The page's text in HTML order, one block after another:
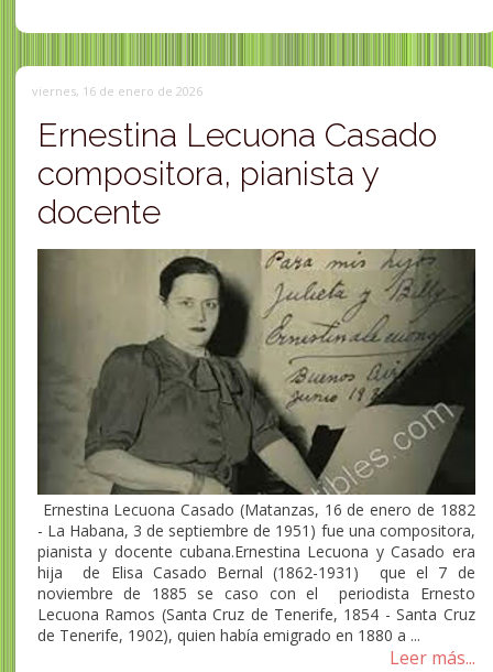
viernes, 16 de enero de 2026
Ernestina Lecuona Casado
compositora, pianista y
docente
Ernestina Lecuona Casado (Matanzas, 16 de enero de 1882
- La Habana, 3 de septiembre de 1951)​ fue una compositora,
pianista y docente cubana.Ernestina Lecuona y Casado era
hija de Elisa Casado Bernal (1862-1931) que el 7 de
noviembre de 1885 se caso con el periodista Ernesto
Lecuona Ramos (Santa Cruz de Tenerife, 1854 - Santa Cruz
de Tenerife, 1902), quien había emigrado en 1880 a ...
Leer más...